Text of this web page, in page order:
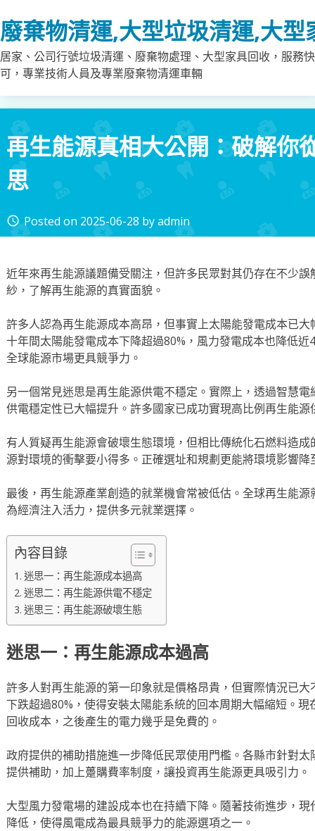
to
content
廢棄物清運,大型垃圾清運,大
居家、公司行號垃圾清運、廢棄物處理、大型家具回收，服務
可，專業技術人員及專業廢棄物清運車輛
再生能源真相大公開：破解你
思
access_time Posted on 2025-06-28 byadmin
近年來再生能源議題備受關注，但許多民眾對其仍存在不少
紗，了解再生能源的真實面貌。
許多人認為再生能源成本高昂，但事實上太陽能發電成本已
十年間太陽能發電成本下降超過80%，風力發電成本也降低
全球能源市場更具競爭力。
另一個常見迷思是再生能源供電不穩定。實際上，透過智慧
供電穩定性已大幅提升。許多國家已成功實現高比例再生能
有人質疑再生能源會破壞生態環境，但相比傳統化石燃料造
源對環境的衝擊要小得多。正確選址和規劃更能將環境影響降
最後，再生能源產業創造的就業機會常被低估。全球再生能
為經濟注入活力，提供多元就業選擇。
內容目錄
迷思一：再生能源成本過高
迷思二：再生能源供電不穩定
迷思三：再生能源破壞生態
迷思一：再生能源成本過高
許多人對再生能源的第一印象就是價格昂貴，但實際情況已
下跌超過80%，使得安裝太陽能系統的回本周期大幅縮短。
回收成本，之後產生的電力幾乎是免費的。
政府提供的補助措施進一步降低民眾使用門檻。各縣市針對
提供補助，加上躉購費率制度，讓投資再生能源更具吸引力。
大型風力發電場的建設成本也在持續下降。隨著技術進步，
降低，使得風電成為最具競爭力的能源選項之一。